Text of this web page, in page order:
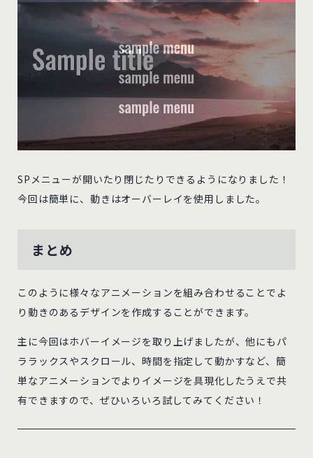
SPメニューが開いたり閉じたりできるようになりました！
今回は簡単に、動きはオーバーレイを使用しました。
まとめ
このように様々なアニメーションを組み合わせることでよ
り動きのあるデザインを作成することができます。
主に今回はホバーイメージを取り上げましたが、他にもパ
ララックスやスクロール、時間を指定して動かすなど、簡
単なアニメーションでよりイメージを具現化したうえで共
有できますので、ぜひいろいろ試してみてください！